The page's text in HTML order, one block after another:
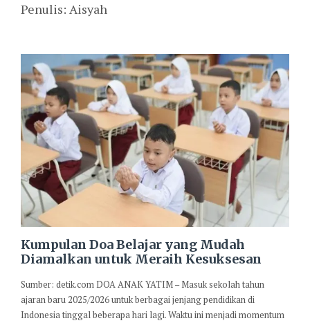
Penulis: Aisyah
Kumpulan Doa Belajar yang Mudah
Diamalkan untuk Meraih Kesuksesan
Sumber: detik.com DOA ANAK YATIM – Masuk sekolah tahun
ajaran baru 2025/2026 untuk berbagai jenjang pendidikan di
Indonesia tinggal beberapa hari lagi. Waktu ini menjadi momentum